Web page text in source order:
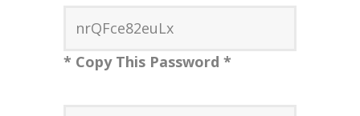
* Copy This Password *